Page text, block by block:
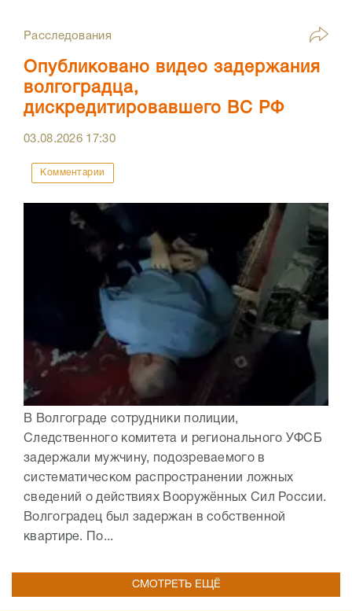
Расследования
Опубликовано видео задержания
волгоградца,
дискредитировавшего ВС РФ
03.08.2026 17:30
Комментарии
В Волгограде сотрудники полиции,
Следственного комитета и регионального УФСБ
задержали мужчину, подозреваемого в
систематическом распространении ложных
сведений о действиях Вооружённых Сил России.
Волгоградец был задержан в собственной
квартире. По...
СМОТРЕТЬ ЕЩЁ